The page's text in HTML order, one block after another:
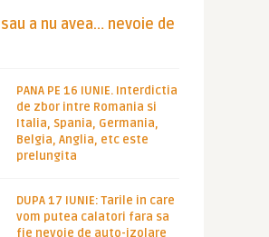
a nu avea… nevoie de
PANA PE 16 IUNIE. Interdictia
de zbor intre Romania si
Italia, Spania, Germania,
Belgia, Anglia, etc este
prelungita
DUPA 17 IUNIE: Tarile in care
vom putea calatori fara sa
fie nevoie de auto-izolare